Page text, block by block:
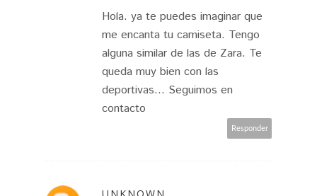
Hola. ya te puedes imaginar que
me encanta tu camiseta. Tengo
alguna similar de las de Zara. Te
queda muy bien con las
deportivas... Seguimos en
contacto
Responder